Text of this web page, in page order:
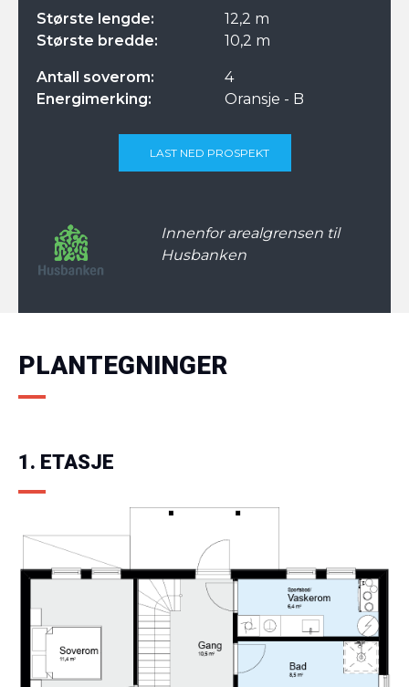
Største lengde:
12,2 m
Største bredde:
10,2 m
Antall soverom:
4
Energimerking:
Oransje - B
LAST NED PROSPEKT
Innenfor arealgrensen til
Husbanken
PLANTEGNINGER
1. ETASJE